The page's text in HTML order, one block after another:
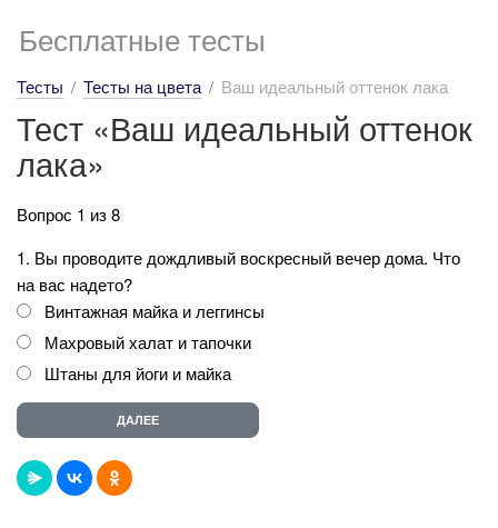
Бесплатные тесты
Тесты Тесты на цвета Ваш идеальный оттенок лака
Тест «Ваш идеальный оттенок
лака»
Вопрос 1 из 8
1. Вы проводите дождливый воскресный вечер дома. Что
на вас надето?
Винтажная майка и леггинсы
Махровый халат и тапочки
Штаны для йоги и майка